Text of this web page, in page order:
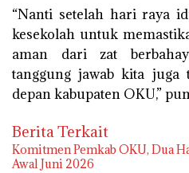
“Nanti setelah hari raya
kesekolah untuk
aman dari zat
tanggung jawab kita juga
depan kabupaten OKU,”
Berita Terkait
Komitmen Pemkab OKU, Dua
Awal Juni 2026